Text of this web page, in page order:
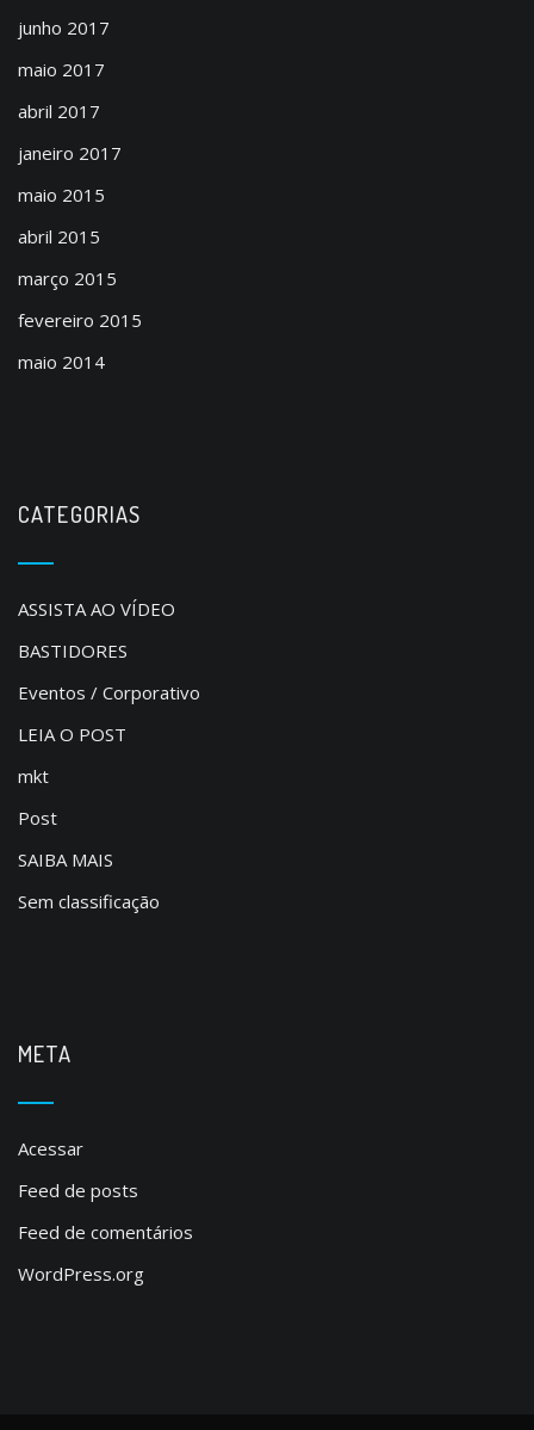
junho 2017
maio 2017
abril 2017
janeiro 2017
maio 2015
abril 2015
março 2015
fevereiro 2015
maio 2014
CATEGORIAS
ASSISTA AO VÍDEO
BASTIDORES
Eventos / Corporativo
LEIA O POST
mkt
Post
SAIBA MAIS
Sem classificação
META
Acessar
Feed de posts
Feed de comentários
WordPress.org